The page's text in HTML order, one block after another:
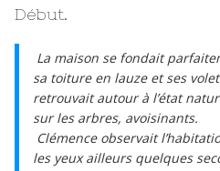
Début.
La maison se fondait
sa toiture en lauze et ses
retrouvait autour à l’état
sur les arbres, avoisinants.
Clémence observait
les yeux ailleurs quelques